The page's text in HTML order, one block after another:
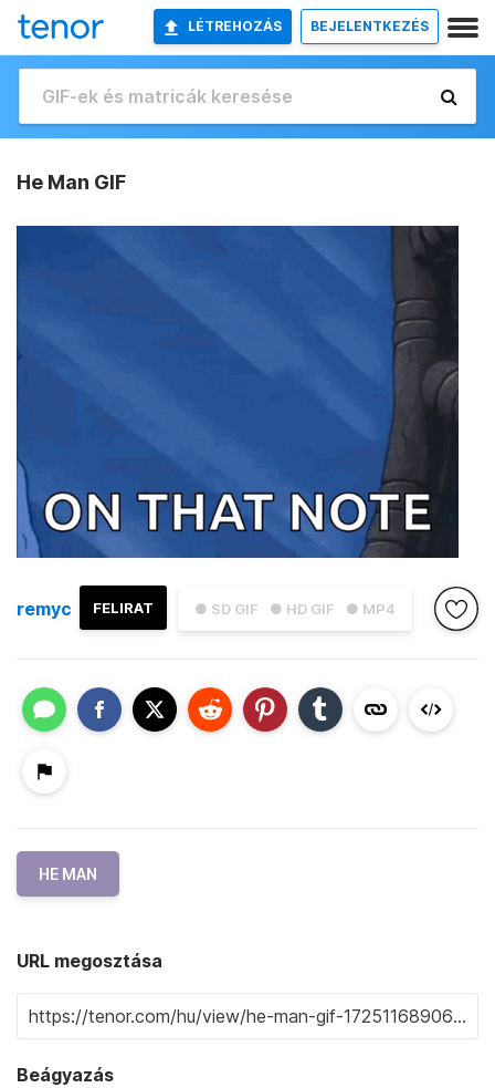
LÉTREHOZÁS BEJELENTKEZÉS
He Man GIF
● SD GIF ● HD GIF ● MP4
FELIRAT
remyc
HE MAN
URL megosztása
Beágyazás